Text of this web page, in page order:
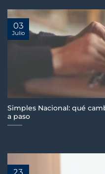
Simples Nacional: qué
a paso
03
Julio